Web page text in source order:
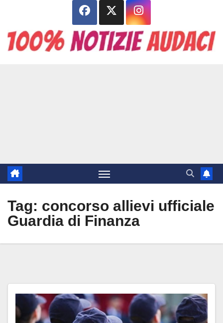
contenuto
Tag: concorso allievi ufficiale
Guardia di Finanza